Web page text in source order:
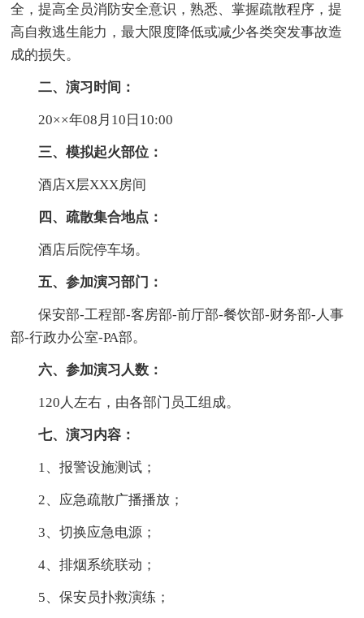
全，提高全员消防安全意识，熟悉、掌握疏散程序，提
高自救逃生能力，最大限度降低或减少各类突发事故造
成的损失。
二、演习时间：
20××年08月10日10:00
三、模拟起火部位：
酒店X层XXX房间
四、疏散集合地点：
酒店后院停车场。
五、参加演习部门：
保安部-工程部-客房部-前厅部-餐饮部-财务部-人事
部-行政办公室-PA部。
六、参加演习人数：
120人左右，由各部门员工组成。
七、演习内容：
1、报警设施测试；
2、应急疏散广播播放；
3、切换应急电源；
4、排烟系统联动；
5、保安员扑救演练；